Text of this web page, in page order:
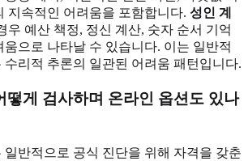
지속적인 어려움을 포함합니다. 성인 계
우 예산 책정, 정신 계산, 숫자 순서 기억
움으로 나타날 수 있습니다. 이는 일반적
수리적 추론의 일관된 어려움 패턴입니다.
떻게 검사하며 온라인 옵션도 있나
일반적으로 공식 진단을 위해 자격을 갖춘